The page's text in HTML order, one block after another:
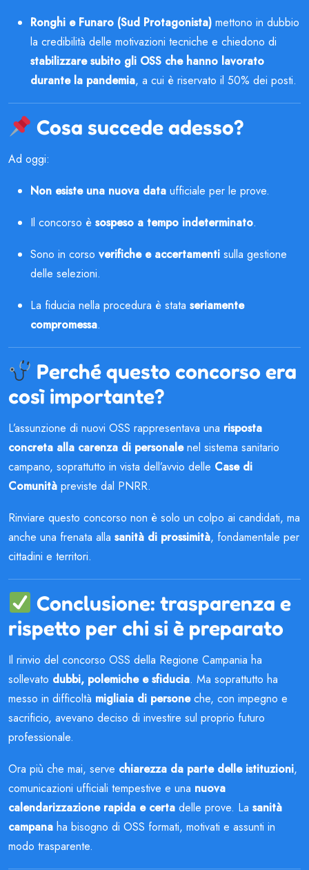
Ronghi e Funaro (Sud Protagonista) mettono in dubbio
la credibilità delle motivazioni tecniche e chiedono di
stabilizzare subito gli OSS che hanno lavorato
durante la pandemia, a cui è riservato il 50% dei posti.
Cosa succede adesso?
Ad oggi:
Non esiste una nuova data ufficiale per le prove.
Il concorso è sospeso a tempo indeterminato.
Sono in corso verifiche e accertamenti sulla gestione
delle selezioni.
La fiducia nella procedura è stata seriamente
compromessa.
Perché questo concorso era
così importante?
L’assunzione di nuovi OSS rappresentava una risposta
concreta alla carenza di personalenel sistema sanitario
campano, soprattutto in vista dell’avvio delle Case di
Comunità previste dal PNRR.
Rinviare questo concorso non è solo un colpo ai candidati, ma
anche una frenata alla sanità di prossimità, fondamentale per
cittadini e territori.
Conclusione: trasparenza e
rispetto per chi si è preparato
Il rinvio del concorso OSS della Regione Campania ha
sollevato dubbi, polemiche e sfiducia. Ma soprattutto ha
messo in difficoltà migliaia di personeche, con impegno e
sacrificio, avevano deciso di investire sul proprio futuro
professionale.
Ora più che mai, serve chiarezza da parte delle istituzioni,
comunicazioni ufficiali tempestive e una nuova
calendarizzazione rapida e certa delle prove. La sanità
campana ha bisogno di OSS formati, motivati e assunti in
modo trasparente.